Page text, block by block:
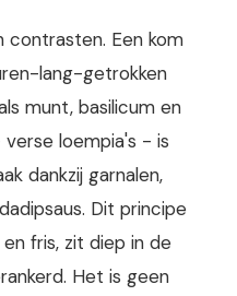
Een kom
lang-getrokken
munt, basilicum en
loempia's - is
dankzij garnalen,
Dit principe
fris, zit diep in de
Het is geen